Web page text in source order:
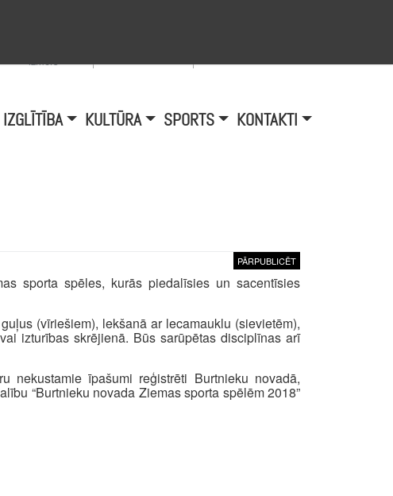
izmērs
IZGLĪTĪBA KULTŪRA SPORTS KONTAKTI
PĀRPUBLICĒT
sporta spēles, kurās piedalīsies un sacentīsies
(vīriešiem), lekšanā ar lecamauklu (sievietēm),
izturības skrējienā. Būs sarūpētas disciplīnas arī
nekustamie īpašumi reģistrēti Burtnieku novadā,
“Burtnieku novada Ziemas sporta spēlēm 2018”